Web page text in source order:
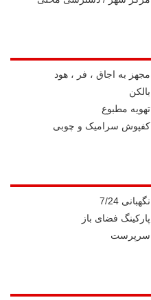
مجهز به اجاق ، فر ، هود
بالکن
تهویه مطبوع
کفپوش سرامیک و چوبی
نگهبانی 7/24
پارکینگ فضای باز
سرپرست